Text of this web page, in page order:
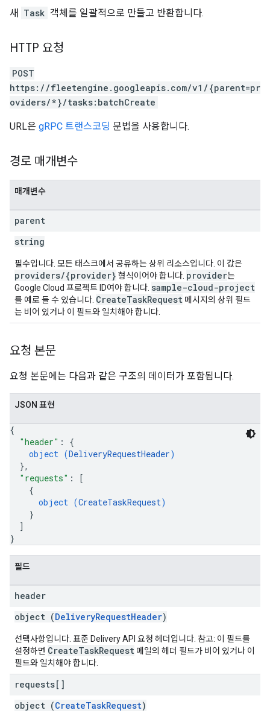
새 Task 객체를 일괄적으로 만들고 반환합니다.
HTTP 요청
POST
https://fleetengine.googleapis.com/v1/{parent=pr
oviders/*}/tasks:batchCreate
URL은 gRPC 트랜스코딩 문법을 사용합니다.
경로 매개변수
매개변수
parent
string
필수입니다. 모든 태스크에서 공유하는 상위 리소스입니다. 이 값은
providers/{provider} 형식이어야 합니다. provider는
Google Cloud 프로젝트 ID여야 합니다. sample-cloud-project
를 예로 들 수 있습니다. CreateTaskRequest 메시지의 상위 필드
는 비어 있거나 이 필드와 일치해야 합니다.
요청 본문
요청 본문에는 다음과 같은 구조의 데이터가 포함됩니다.
JSON 표현
{
"header" : {
object (DeliveryRequestHeader)
},
"requests" :
[
{
object (CreateTaskRequest)
}
]
}
필드
header
object (DeliveryRequestHeader)
선택사항입니다. 표준 Delivery API 요청 헤더입니다. 참고: 이 필드를
설정하면 CreateTaskRequest 메일의 헤더 필드가 비어 있거나 이
필드와 일치해야 합니다.
requests[]
object (CreateTaskRequest)